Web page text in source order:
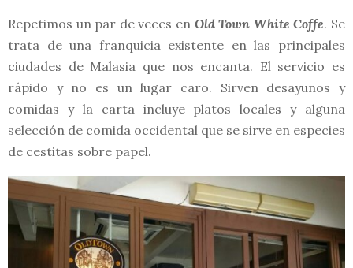
Repetimos un par de veces en Old Town White Coffe. Se
trata de una franquicia existente en las principales
ciudades de Malasia que nos encanta. El servicio es
rápido y no es un lugar caro. Sirven desayunos y
comidas y la carta incluye platos locales y alguna
selección de comida occidental que se sirve en especies
de cestitas sobre papel.